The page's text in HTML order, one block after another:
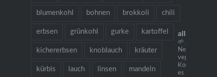
blumenkohl bohnen brokkoli chili
erbsen grünkohl gurke kartoffel
kichererbsen knoblauch kräuter
kürbis lauch linsen mandeln
🌱 grow cook
Neu: mein
vegetarisches
Kochbuch
es gibt